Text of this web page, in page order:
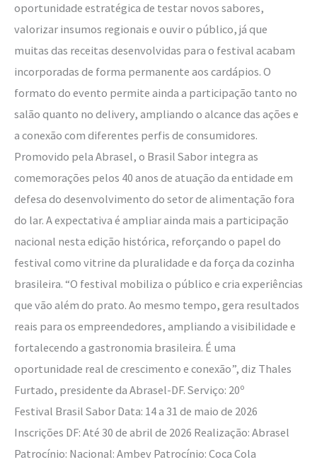
oportunidade estratégica de testar novos sabores,
valorizar insumos regionais e ouvir o público, já que
muitas das receitas desenvolvidas para o festival acabam
incorporadas de forma permanente aos cardápios. O
formato do evento permite ainda a participação tanto no
salão quanto no delivery, ampliando o alcance das ações e
a conexão com diferentes perfis de consumidores.
Promovido pela Abrasel, o Brasil Sabor integra as
comemorações pelos 40 anos de atuação da entidade em
defesa do desenvolvimento do setor de alimentação fora
do lar. A expectativa é ampliar ainda mais a participação
nacional nesta edição histórica, reforçando o papel do
festival como vitrine da pluralidade e da força da cozinha
brasileira. “O festival mobiliza o público e cria experiências
que vão além do prato. Ao mesmo tempo, gera resultados
reais para os empreendedores, ampliando a visibilidade e
fortalecendo a gastronomia brasileira. É uma
oportunidade real de crescimento e conexão”, diz Thales
Furtado, presidente da Abrasel-DF. Serviço: 20º
Festival Brasil Sabor Data: 14 a 31 de maio de 2026
Inscrições DF: Até 30 de abril de 2026 Realização: Abrasel
Patrocínio: Nacional: Ambev Patrocínio: Coca Cola